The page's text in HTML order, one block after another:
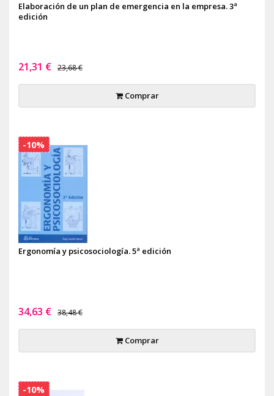
Elaboración de un plan de emergencia en la empresa. 3ª
edición
21,31 € 23,68 €
Comprar
Ergonomía y psicosociología. 5ª edición
34,63 € 38,48 €
Comprar
-10%
-10%